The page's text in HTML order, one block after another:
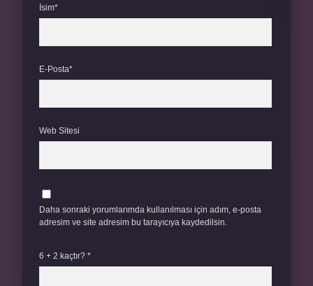
İsim*
E-Posta*
Web Sitesi
Daha sonraki yorumlarımda kullanılması için adım, e-posta
adresim ve site adresim bu tarayıcıya kaydedilsin.
6 + 2 kaçtır? *